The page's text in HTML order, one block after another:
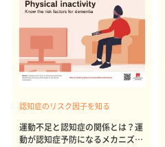
認知症のリスク因子を知る
運動不足と認知症の関係とは？運
動が認知症予防になるメカニズム